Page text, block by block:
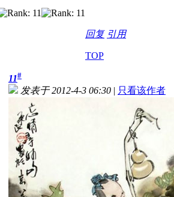
回复 引用
TOP
11#
发表于 2012-4-3 06:30 | 只看该作者